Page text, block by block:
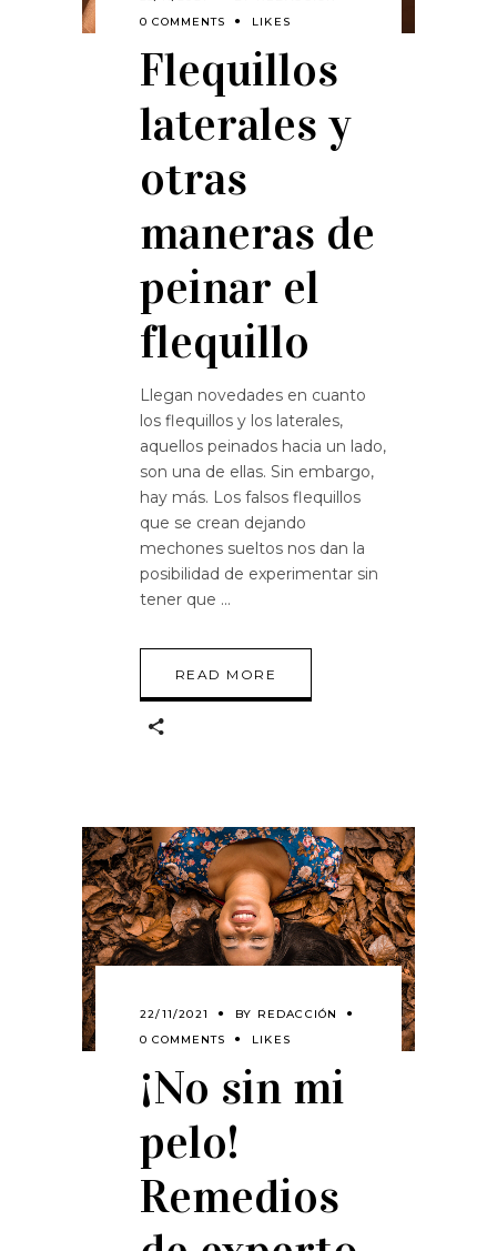
0 COMMENTS
LIKES
Flequillos
laterales y
otras
maneras de
peinar el
flequillo
Llegan novedades en cuanto
los flequillos y los laterales,
aquellos peinados hacia un lado,
son una de ellas. Sin embargo,
hay más. Los falsos flequillos
que se crean dejando
mechones sueltos nos dan la
posibilidad de experimentar sin
tener que
READ MORE
22/11/2021 BY REDACCIÓN
0 COMMENTS
LIKES
¡No sin mi
pelo!
Remedios